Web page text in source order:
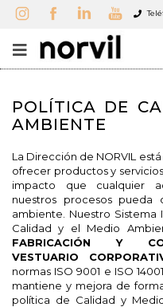
POLÍTICA DE
AMBIENTE
La Dirección de NORVIL
ofrecer productos y
impacto que cualquier
nuestros procesos pueda
ambiente. Nuestro
Calidad y el Medio
FABRICACIÓN Y
VESTUARIO
normas ISO 9001 e ISO
mantiene y mejora de
política de Calidad y
Añadir a
add_circle_outline Crear Lista
((modalTitle))
Crear lista de
Nombre de
Iniciar sesión
Debe iniciar sesión
lista